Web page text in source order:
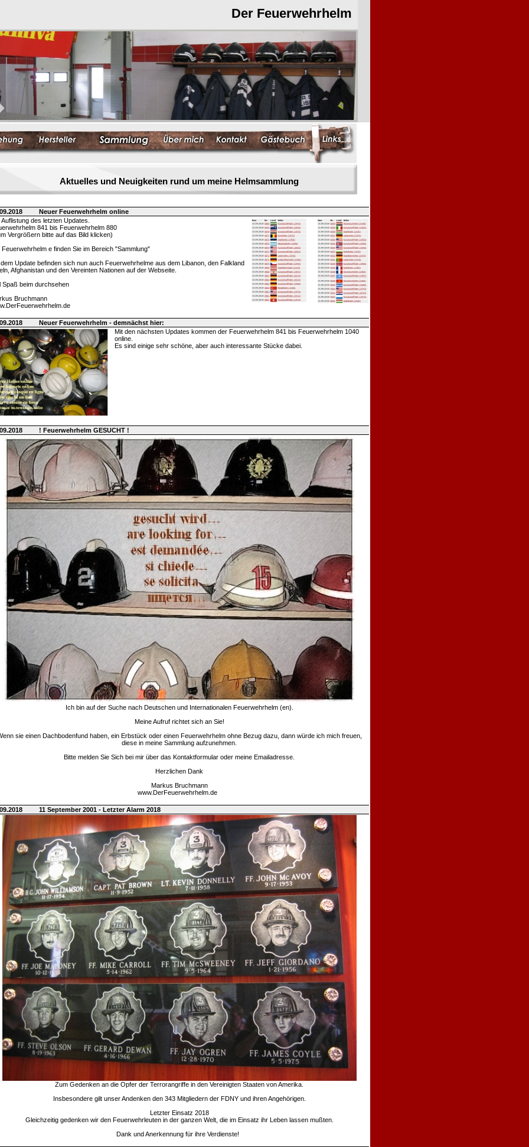
Der Feuerwehrhelm
Aktuelles und Neuigkeiten rund um meine Helmsammlung
Neuer Feuerwehrhelm online
Auflistung des letzten Updates.
841 bis Feuerwehrhelm 880
Vergrößern bitte auf das Bild klicken)
Feuerwehrhelm e finden Sie im Bereich "Sammlung"
Update befinden sich nun auch Feuerwehrhelme aus dem Libanon, den Falkland
Afghanistan und den Vereinten Nationen auf der Webseite.
Spaß beim durchsehen
Bruchmann
Neuer Feuerwehrhelm - demnächst hier:
Mit den nächsten Updates kommen der Feuerwehrhelm 841 bis Feuerwehrhelm 1040
online.
Es sind einige sehr schöne, aber auch interessante Stücke dabei.
! Feuerwehrhelm GESUCHT !
Ich bin auf der Suche nach Deutschen und Internationalen Feuerwehrhelm (en).
Meine Aufruf richtet sich an Sie!
sie einen Dachbodenfund haben, ein Erbstück oder einen Feuerwehrhelm ohne Bezug dazu, dann würde ich mich freuen,
diese in meine Sammlung aufzunehmen.
Bitte melden Sie Sich bei mir über das Kontaktformular oder meine Emailadresse.
Herzlichen Dank
Markus Bruchmann
www.DerFeuerwehrhelm.de
11 September 2001 - Letzter Alarm 2018
Zum Gedenken an die Opfer der Terrorangriffe in den Vereinigten Staaten von Amerika.
Insbesondere gilt unser Andenken den 343 Mitgliedern der FDNY und ihren Angehörigen.
Letzter Einsatz 2018
Gleichzeitig gedenken wir den Feuerwehrleuten in der ganzen Welt, die im Einsatz ihr Leben lassen mußten.
Dank und Anerkennung für ihre Verdienste!